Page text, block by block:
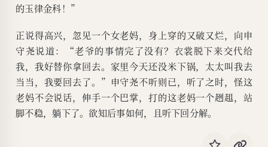
的玉律金科！”
正说得高兴，忽见一个女老妈，身上穿的又破又烂，向申
守尧说道：“老爷的事情完了没有？衣裳脱下来交代给
我，我好替你拿回去。家里今天还没米下锅，太太叫我去
当当，我要回去了。”申守尧不听则已，听了之时，怪这
老妈不会说话，伸手一个巴掌，打的这老妈一个趔趄，站
脚不稳，躺下了。欲知后事如何，且听下回分解。